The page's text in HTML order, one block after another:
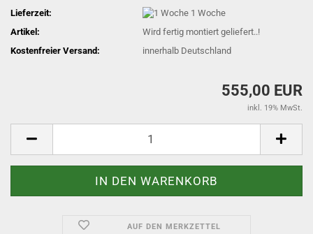
Lieferzeit:
1 Woche
Artikel:
Wird fertig montiert geliefert..!
Kostenfreier Versand:
innerhalb Deutschland
555,00 EUR
inkl. 19% MwSt.
AUF DEN MERKZETTEL